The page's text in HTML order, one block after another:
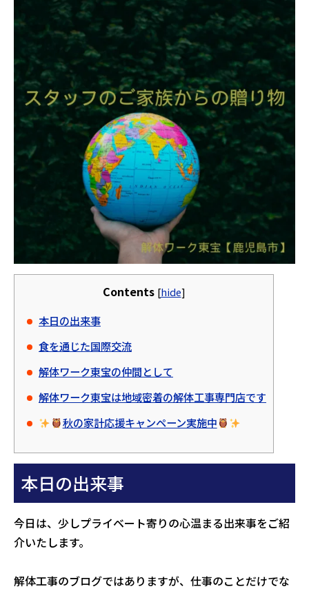
Contents [hide]
本日の出来事
食を通じた国際交流
解体ワーク東宝の仲間として
解体ワーク東宝は地域密着の解体工事専門店です
秋の家計応援キャンペーン実施中
本日の出来事
今日は、少しプライベート寄りの心温まる出来事をご紹
介いたします。
解体工事のブログではありますが、仕事のことだけでな